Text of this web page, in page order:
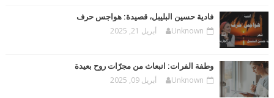
فادية حسين البليبل، قصيدة: هواجس حرف
Unknown أبريل 21, 2025
وطفة الفرات: انبعاث من مجرّات روح بعيدة
Unknown أبريل 09, 2025